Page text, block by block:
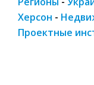
Херсон -
Проектные